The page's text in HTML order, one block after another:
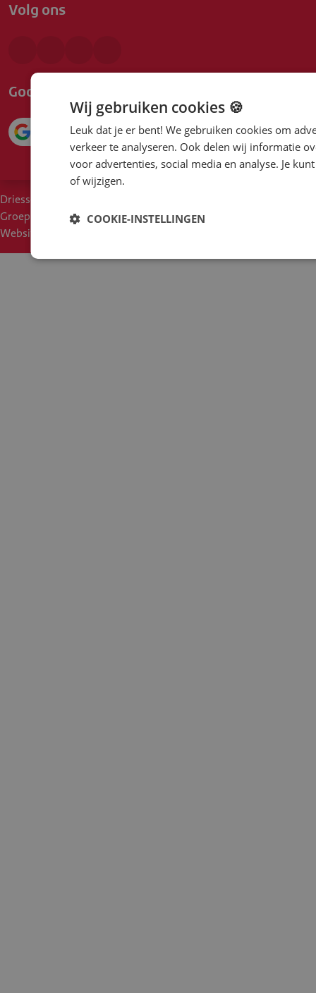
Volg ons
Google beoordeling
Driessen
Groep
Websites
DisclaimerPrivacyMoreel Kompas
Wij gebruiken cookies 🍪
Leuk dat je er bent! We gebruiken cookies om
verkeer te analyseren. Ook delen wij informatie
voor advertenties, social media en analyse. Je
of wijzigen.
COOKIE-INSTELLINGEN